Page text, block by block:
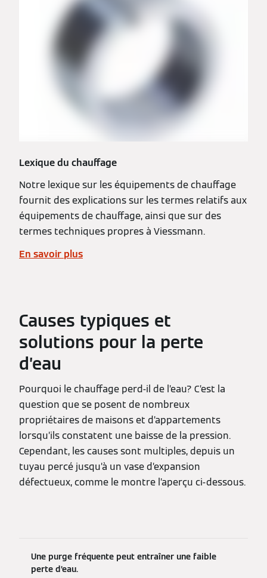
Lexique du chauffage
Notre lexique sur les équipements de chauffage
fournit des explications sur les termes relatifs aux
équipements de chauffage, ainsi que sur des
termes techniques propres à Viessmann.
En savoir plus
Causes typiques et
solutions pour la perte
d’eau
Pourquoi le chauffage perd-il de l’eau? C’est la
question que se posent de nombreux
propriétaires de maisons et d’appartements
lorsqu’ils constatent une baisse de la pression.
Cependant, les causes sont multiples, depuis un
tuyau percé jusqu’à un vase d’expansion
défectueux, comme le montre l’aperçu ci-dessous.
Une purge fréquente peut entraîner une faible
perte d’eau.